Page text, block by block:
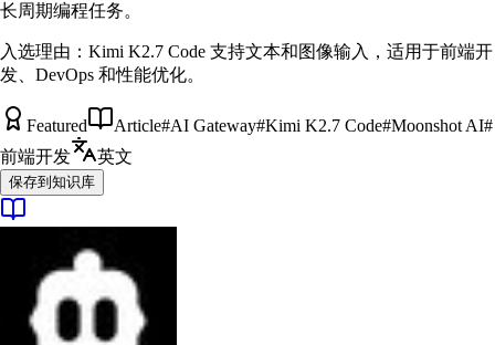
长周期编程任务。
入选理由： Kimi K2.7 Code 支持文本和图像输入，适用于前端开
发、DevOps 和性能优化。
Featured Article#AI Gateway#Kimi K2.7 Code#Moonshot AI#
前端开发
英文
保存到知识库